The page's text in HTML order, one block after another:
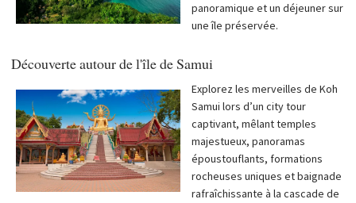
panoramique et un déjeuner sur
une île préservée.
Découverte autour de l'île de Samui
Explorez les merveilles de Koh
Samui lors d’un city tour
captivant, mêlant temples
majestueux, panoramas
époustouflants, formations
rocheuses uniques et baignade
rafraîchissante à la cascade de